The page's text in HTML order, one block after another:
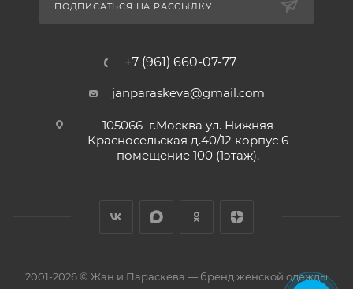
ПОДПИСАТЬСЯ НА РАССЫЛКУ
+7 (961) 660-07-77
janparaskeva@gmail.com
105066 г.Москва ул. Нижняя
Красносельская д.40/12 корпус 6
помещение 100 (1этаж).
2001-2026 © Жан и Параскева — бренд женской одежды